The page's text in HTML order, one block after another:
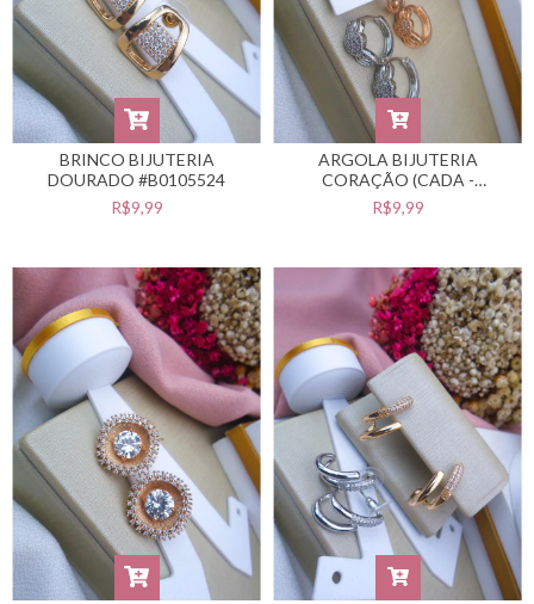
BRINCO BIJUTERIA
DOURADO #B0105524
R$9,99
ARGOLA BIJUTERIA
CORAÇÃO (CADA -
SELECIONE A COR
DESEJADA) #B0105523
R$9,99